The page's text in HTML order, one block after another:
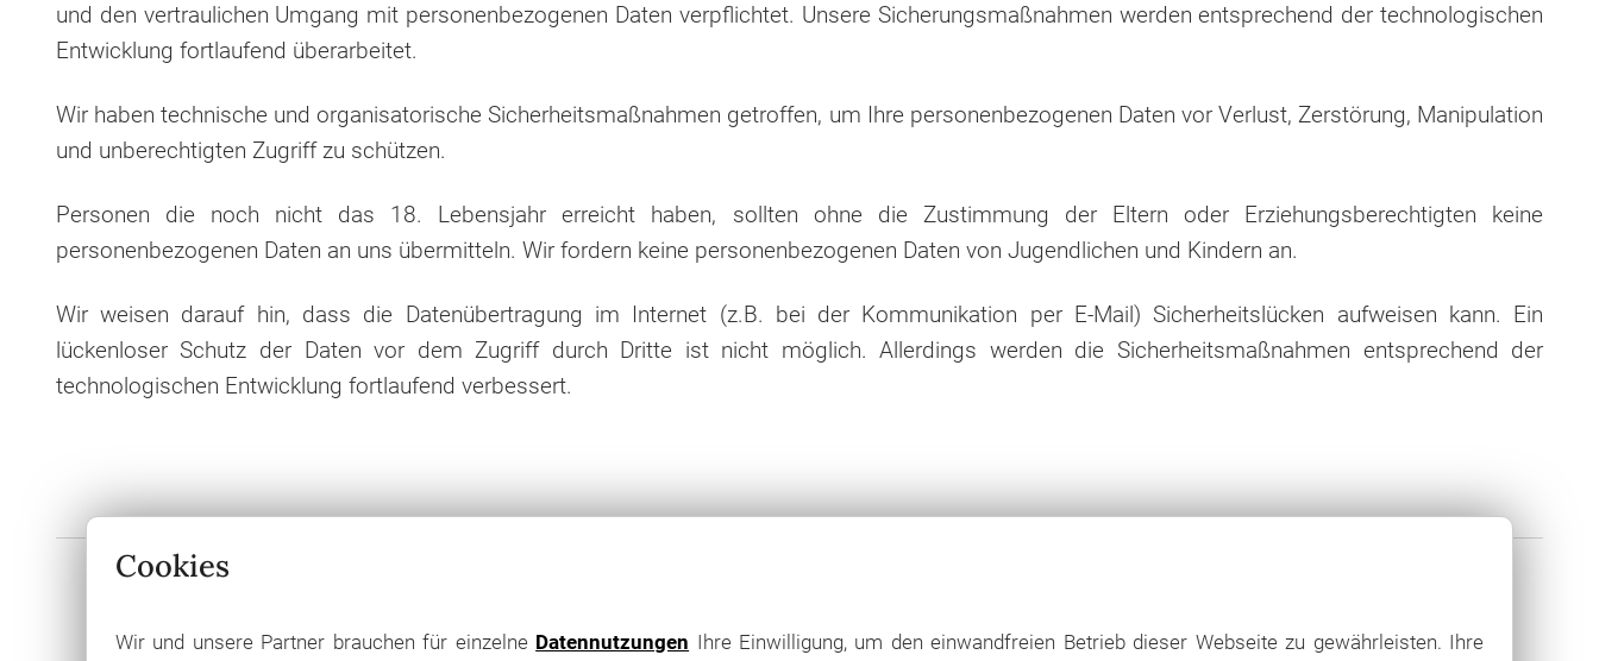
und den vertraulichen Umgang mit personenbezogenen Daten verpflichtet. Unsere Sicherungsmaßnahmen werden entsprechend der technologischen
Entwicklung fortlaufend überarbeitet.
Wir haben technische und organisatorische Sicherheitsmaßnahmen getroffen, um Ihre personenbezogenen Daten vor Verlust, Zerstörung, Manipulation
und unberechtigten Zugriff zu schützen.
Personen die noch nicht das 18. Lebensjahr erreicht haben, sollten ohne die Zustimmung der Eltern oder Erziehungsberechtigten keine
personenbezogenen Daten an uns übermitteln. Wir fordern keine personenbezogenen Daten von Jugendlichen und Kindern an.
Wir weisen darauf hin, dass die Datenübertragung im Internet (z.B. bei der Kommunikation per E-Mail) Sicherheitslücken aufweisen kann. Ein
lückenloser Schutz der Daten vor dem Zugriff durch Dritte ist nicht möglich. Allerdings werden die Sicherheitsmaßnahmen entsprechend der
technologischen Entwicklung fortlaufend verbessert.
Cookies
Wir und unsere Partner brauchen für einzelne Datennutzungen Ihre Einwilligung, um den einwandfreien Betrieb dieser Webseite zu gewährleisten. Ihre